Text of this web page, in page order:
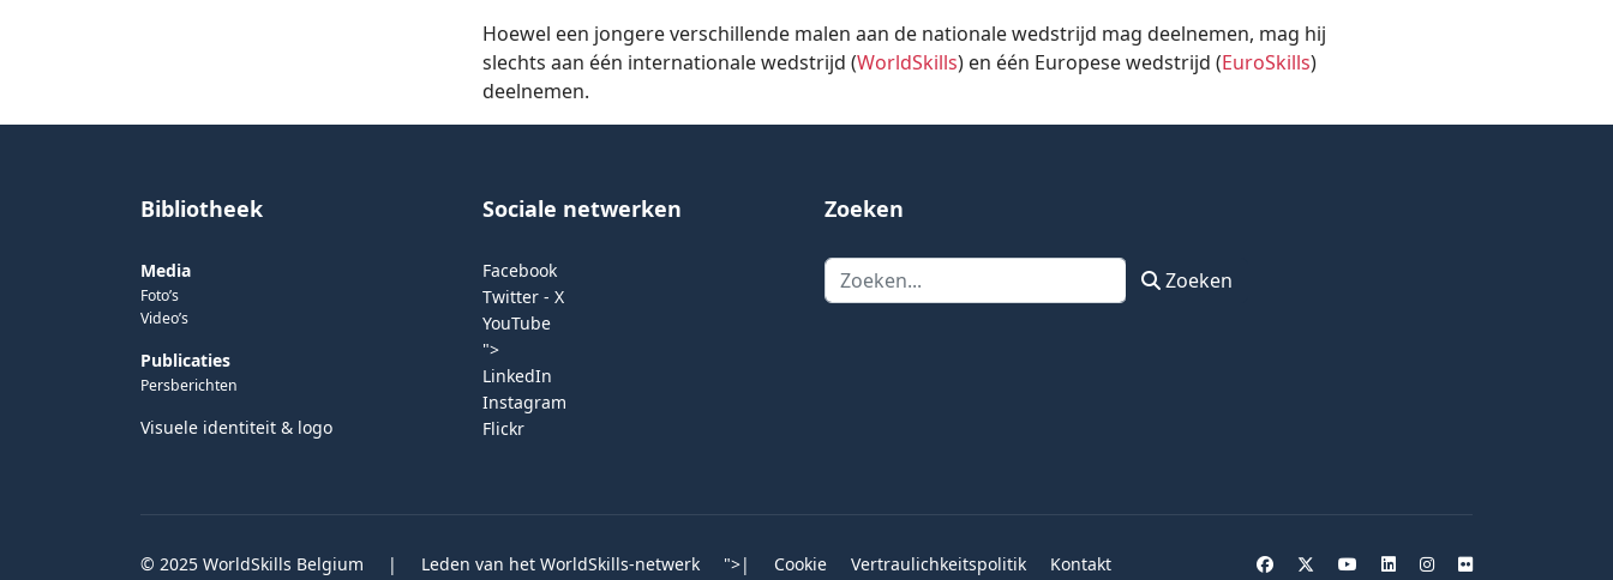
Hoewel een jongere verschillende malen aan de nationale wedstrijd mag deelnemen, mag hij
slechts aan één internationale wedstrijd (WorldSkills) en één Europese wedstrijd (EuroSkills)
deelnemen.
Bibliotheek
Media
Foto’s
Video’s
Publicaties
Persberichten
Visuele identiteit & logo
Sociale netwerken
Facebook
Twitter - X
YouTube
">
LinkedIn
Instagram
Flickr
Zoeken
Zoeken Zoeken
© 2025 WorldSkills Belgium | Leden van het WorldSkills-netwerk ">| Cookie Vertraulichkeitspolitik
Kontakt